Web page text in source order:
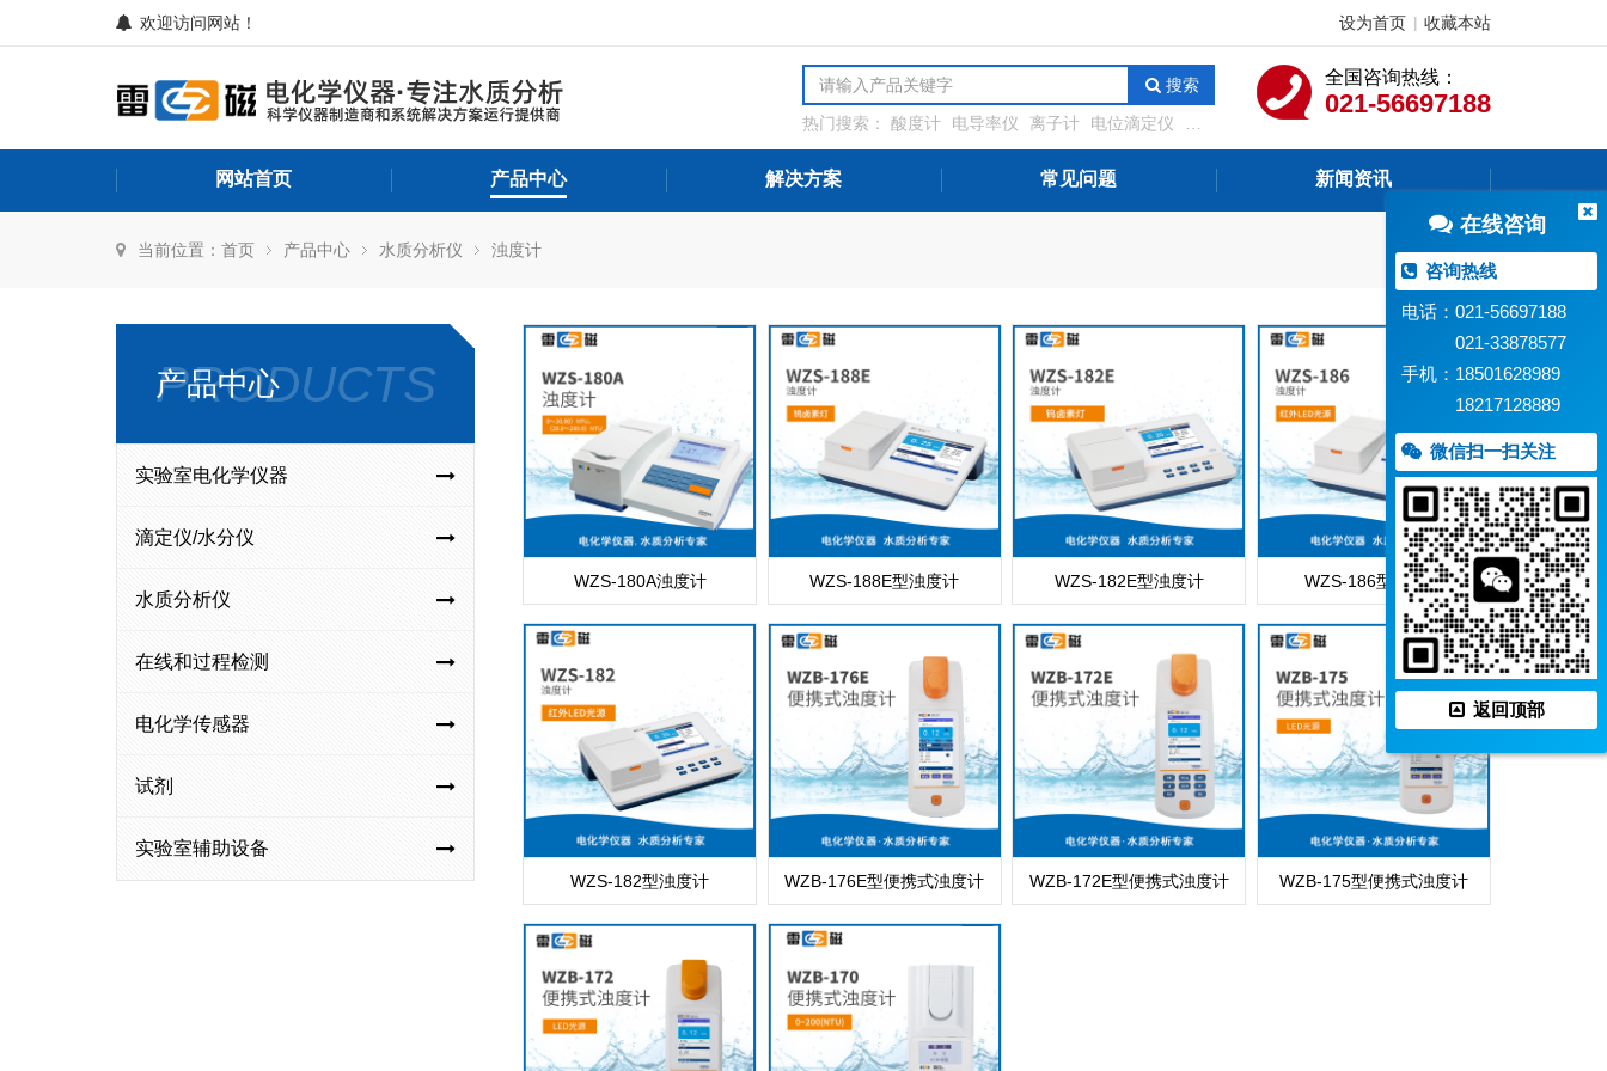
欢迎访问网站！ 设为首页 收藏本站
搜索
热门搜索： 酸度计 电导率仪 离子计 电位滴定仪
全国咨询热线：
021-56697188
网站首页 产品中心 解决方案 常见问题 新闻资讯
当前位置： 首页 产品中心 水质分析仪 浊度计
产品中心
PRODUCTS
实验室电化学仪器
滴定仪/水分仪
水质分析仪
在线和过程检测
电化学传感器
试剂
实验室辅助设备
WZS-180A浊度计 WZS-188E型浊度计 WZS-182E型浊度计 WZS-186型浊度计
WZS-182型浊度计 WZB-176E型便携式浊度计 WZB-172E型便携式浊度计 WZB-175型便携式浊度计
在线咨询
咨询热线
电话：021-56697188
021-33878577
手机：18501628989
18217128889
微信扫一扫关注
返回顶部